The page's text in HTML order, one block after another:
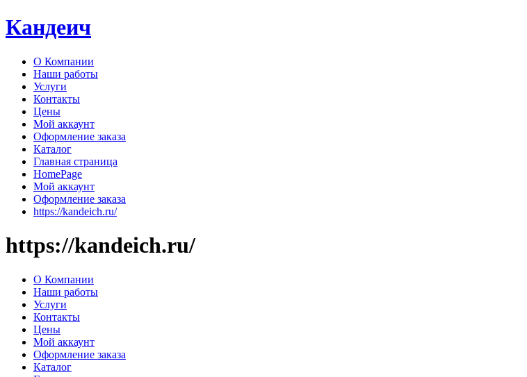
Перейти
к
Кандеич
О Компании
Наши работы
Услуги
Контакты
Цены
Мой аккаунт
Оформление заказа
Каталог
Главная страница
HomePage
Мой аккаунт
Оформление заказа
https://kandeich.ru/
https://kandeich.ru/
О Компании
Наши работы
Услуги
Контакты
Цены
Мой аккаунт
Оформление заказа
Каталог